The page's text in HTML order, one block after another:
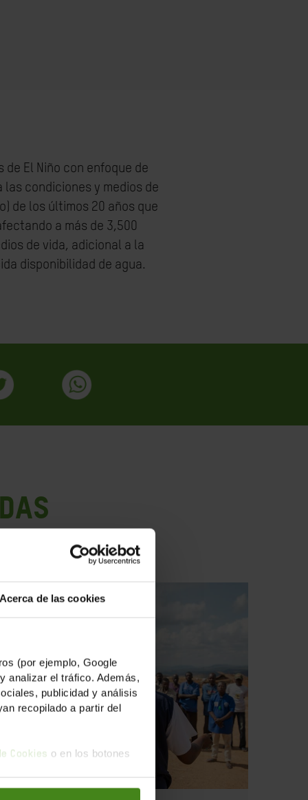
Acerca de las cookies
(por ejemplo, Google
analizar el tráfico. Además,
publicidad y análisis
recopilado a partir del
Cookies o en los botones
de El Niño con enfoque de
condiciones y medios de
de los últimos 20 años que
a más de 3,500
de vida, adicional a la
disponibilidad de agua.